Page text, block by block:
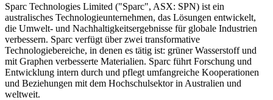
Sparc Technologies Limited ("Sparc", ASX: SPN) ist ein
australisches Technologieunternehmen, das Lösungen entwickelt,
die Umwelt- und Nachhaltigkeitsergebnisse für globale Industrien
verbessern. Sparc verfügt über zwei transformative
Technologiebereiche, in denen es tätig ist: grüner Wasserstoff und
mit Graphen verbesserte Materialien. Sparc führt Forschung und
Entwicklung intern durch und pflegt umfangreiche Kooperationen
und Beziehungen mit dem Hochschulsektor in Australien und
weltweit.